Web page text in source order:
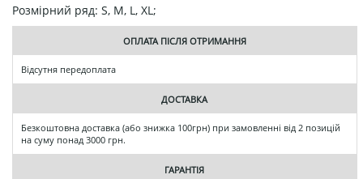
Розмірний ряд: S, M, L, XL;
ОПЛАТА ПІСЛЯ ОТРИМАННЯ
Відсутня передоплата
ДОСТАВКА
Безкоштовна доставка (або знижка 100грн) при замовленні від 2 позицій
на суму понад 3000 грн.
ГАРАНТІЯ